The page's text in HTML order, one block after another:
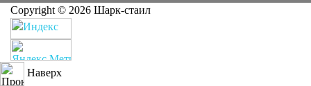
Copyright © 2026 Шарк-стаил
Наверх